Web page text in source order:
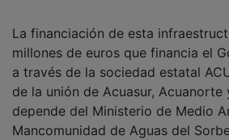
La financiación de esta
millones de euros que financia el
a través de la sociedad estatal
de la unión de Acuasur, Acuanorte
depende del Ministerio de Medio
Mancomunidad de Aguas del